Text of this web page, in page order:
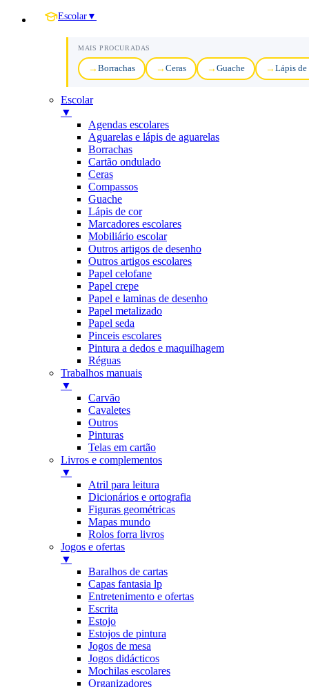
Escolar ▼
MAIS PROCURADAS
Borrachas Ceras Guache Lápis de
Escolar
▼
Agendas escolares
Aguarelas e lápis de aguarelas
Borrachas
Cartão ondulado
Ceras
Compassos
Guache
Lápis de cor
Marcadores escolares
Mobiliário escolar
Outros artigos de desenho
Outros artigos escolares
Papel celofane
Papel crepe
Papel e laminas de desenho
Papel metalizado
Papel seda
Pinceis escolares
Pintura a dedos e maquilhagem
Réguas
Trabalhos manuais
▼
Carvão
Cavaletes
Outros
Pinturas
Telas em cartão
Livros e complementos
▼
Atril para leitura
Dicionários e ortografia
Figuras geométricas
Mapas mundo
Rolos forra livros
Jogos e ofertas
▼
Baralhos de cartas
Capas fantasia lp
Entretenimento e ofertas
Escrita
Estojo
Estojos de pintura
Jogos de mesa
Jogos didácticos
Mochilas escolares
Organizadores